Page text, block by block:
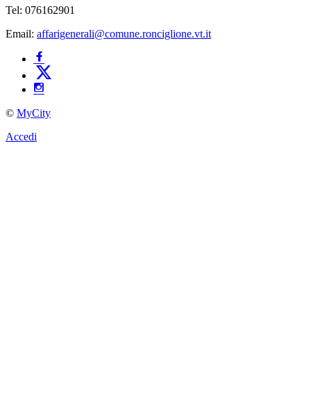
Tel: 076162901
Email: affarigenerali@comune.ronciglione.vt.it
© MyCity
Accedi